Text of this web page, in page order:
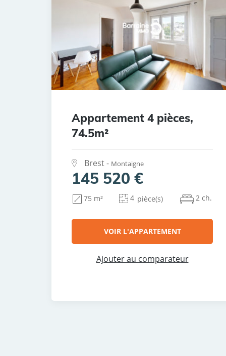
Appartement 4 pièces,
74.5m²
Brest - Montaigne
145 520 €
75 m² 4 pièce(s) 2 ch.
VOIR L'APPARTEMENT
Ajouter au comparateur